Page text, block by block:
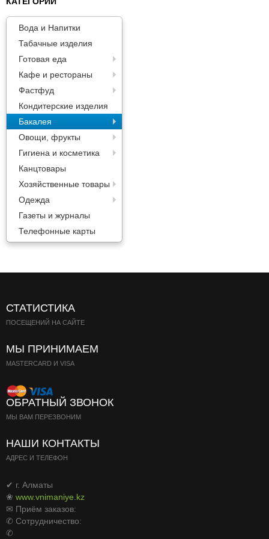
Вода и Напитки
Табачные изделия
Готовая еда
Кафе и рестораны
Фастфуд
Кондитерские изделия
Бакалея
Овощи, фрукты
Гигиена и косметика
Канцтовары
Хозяйственные товары
Одежда
Газеты и журналы
Телефонные карты
СТАТИСТИКА
ПОСЕЩЕНИЙ НА САЙТЕ
МЫ ПРИНИМАЕМ
MASTERCARD И VISA
ОБРАТНЫЙ ЗВОНОК
МЫ ВАМ ПЕРЕЗВОНИМ
НАШИ КОНТАКТЫ
АДРЕС И ТЕЛЕФОН
✔ г. Алматы
❀ www.vnimaniye.kz
✉ Приём заказов:
✆ Сотрудничество:
✆